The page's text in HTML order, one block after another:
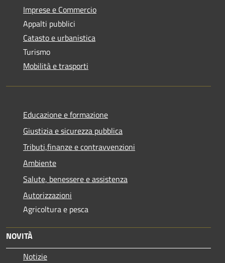
Imprese e Commercio
Appalti pubblici
Catasto e urbanistica
Turismo
Mobilità e trasporti
Educazione e formazione
Giustizia e sicurezza pubblica
Tributi,finanze e contravvenzioni
Ambiente
Salute, benessere e assistenza
Autorizzazioni
Agricoltura e pesca
NOVITÀ
Notizie